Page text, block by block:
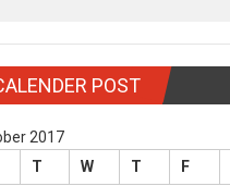
POST
2017
T W T F